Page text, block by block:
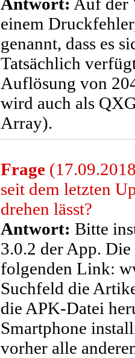
einem
genannt, dass es
Tatsächlich
Auflösung von
wird auch als
Array).
Frage
seit dem letzten
drehen lässt?
Antwort: Bitte
3.0.2 der App.
folgenden Link:
Suchfeld die
die APK-Datei
Smartphone
vorher alle